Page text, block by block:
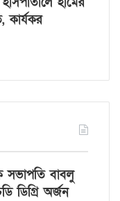
কার্যকর
সভাপতি বাবলু
ডিগ্রি অর্জন